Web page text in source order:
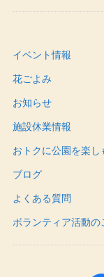
イベント情報
花ごよみ
お知らせ
施設休業情報
おトクに公園を楽し
ブログ
よくある質問
ボランティア活動の